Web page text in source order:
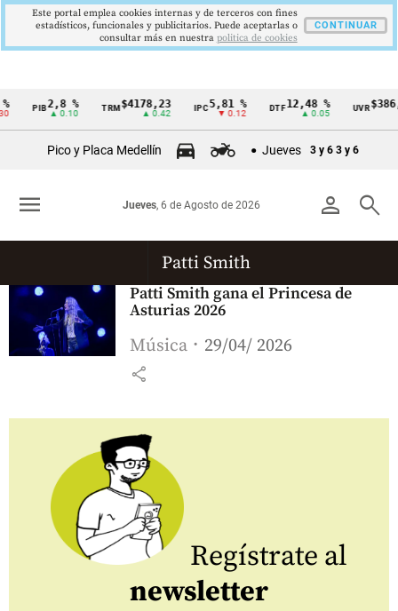
Cintillo
Colombia
PIB2,8 %
▲ 0.10
TRM$4178,23
▲ 0.42
IPC5,81 %
▼ 0.12
DTF12,48 %
▲ 0.05
UVR
Pico y Placa Medellín Jueves 3 y 6 3 y 6
person search
Jueves, 6 de Agosto de 2026
menu
Patti Smith
Patti Smith gana el Princesa de
Asturias 2026
Música 29/04/ 2026
share
Regístrate al
newsletter
Este portal emplea cookies internas y de terceros con fines
estadísticos, funcionales y publicitarios. Puede aceptarlas o
consultar más en nuestra politica de cookies
CONTINUAR